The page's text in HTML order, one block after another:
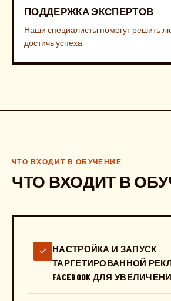
ПОДДЕРЖКА ЭКСПЕРТОВ
Наши специалисты помогут решить
достичь успеха.
ЧТО ВХОДИТ В ОБУЧЕНИЕ
ЧТО ВХОДИТ В
НАСТРОЙКА И ЗАПУСК
ТАРГЕТИРОВАННОЙ
FACEBOOK ДЛЯ